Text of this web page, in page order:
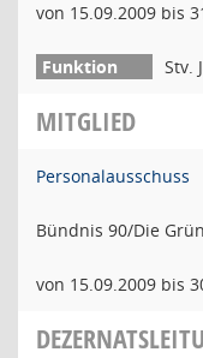
von 15.09.2009 bis
Stv.
MITGLIED
Personalausschuss
Bündnis 90/Die
von 15.09.2009 bis